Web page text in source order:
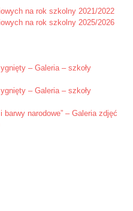
na rok szkolny 2021/2022
na rok szkolny 2025/2026
– Galeria – szkoły
– Galeria – szkoły
narodowe” – Galeria zdjęć